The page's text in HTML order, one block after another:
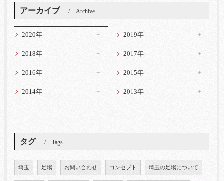
アーカイブ Archive
2020年 2019年
2018年 2017年
2016年 2015年
2014年 2013年
タグ Tags
埼玉 足場 お問い合わせ コンセプト 埼玉の足場について